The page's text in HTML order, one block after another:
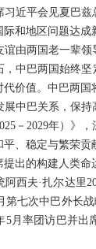
近平会见夏巴
和地区问题达
由两国老一辈
中巴两国始终
价值。中巴两
中巴关系，保
－2029年）》
、稳定与繁荣贡
出的构建人类
西夫·扎尔达里
第七次中巴外长
5月率团访巴并